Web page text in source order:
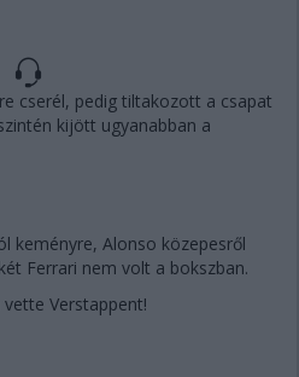
cserél, pedig tiltakozott a csapat
kijött ugyanabban a
keményre, Alonso közepesről
Ferrari nem volt a bokszban.
Verstappent!